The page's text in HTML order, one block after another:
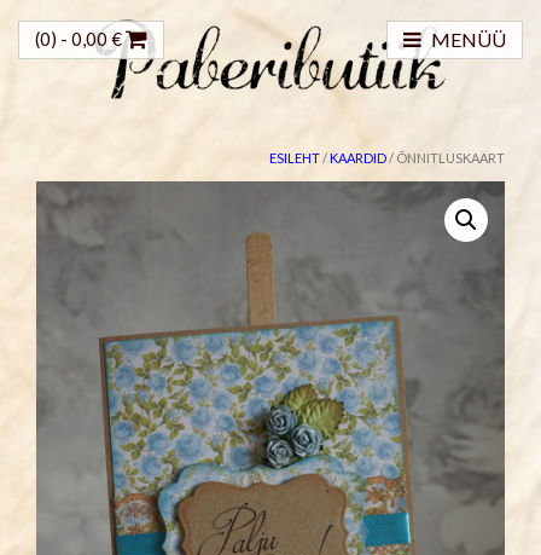
MENÜÜ
(0) - 0,00 €
ESILEHT/KAARDID/ ÕNNITLUSKAART